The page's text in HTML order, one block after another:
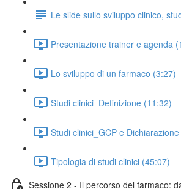
Le slide sullo sviluppo clinico,
Presentazione trainer e agenda
Lo sviluppo di un farmaco (3:27)
Studi clinici_Definizione (11:32)
Studi clinici_GCP e
Tipologia di studi clinici (45:07)
Sessione 2 - Il percorso del farmaco: